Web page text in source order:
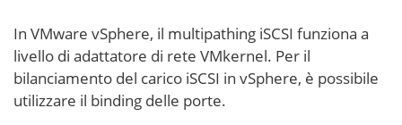
In VMware vSphere, il multipathing iSCSI funziona a
livello di adattatore di rete VMkernel. Per il
bilanciamento del carico iSCSI in vSphere, è possibile
utilizzare il binding delle porte.